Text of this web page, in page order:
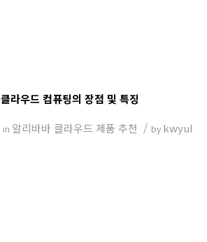
클라우드 컴퓨팅의 장점 및 특징
in 알리바바 클라우드 제품 추천 / by kwyul